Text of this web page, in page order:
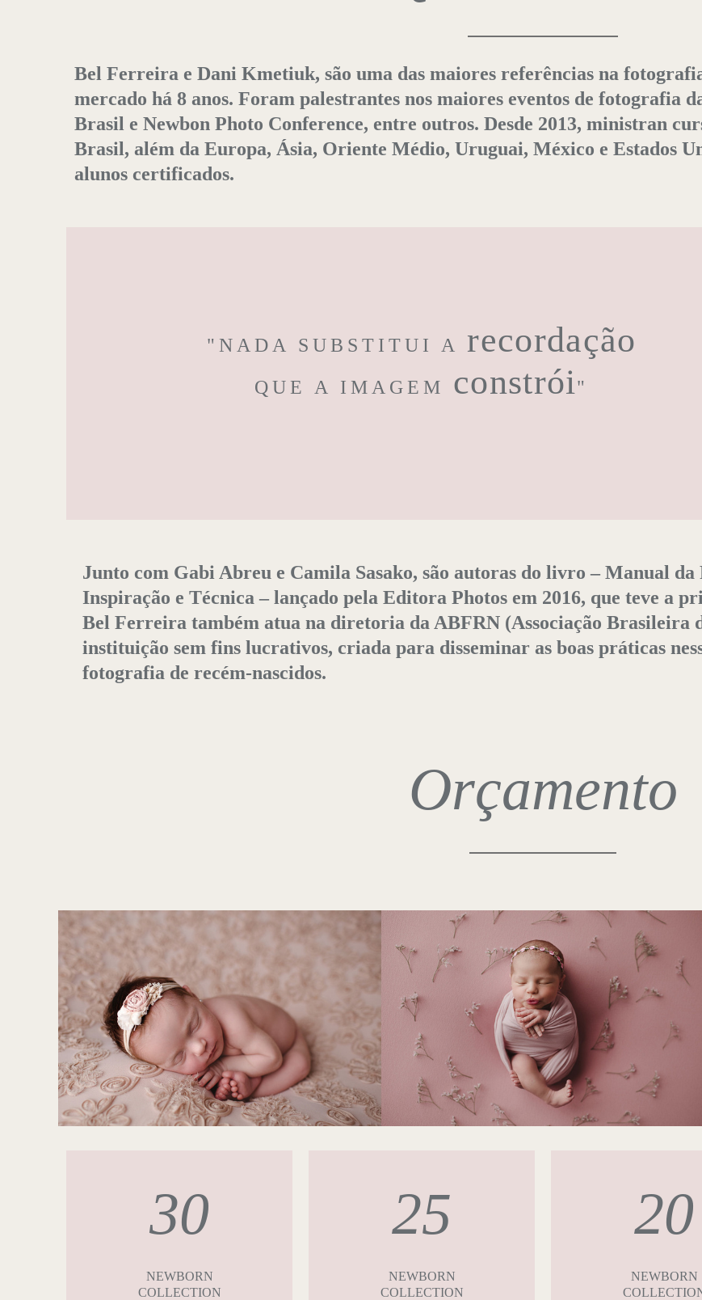
Bel Ferreira e Dani Kmetiuk, são uma das maiores referências na
mercado há 8 anos. Foram palestrantes nos maiores eventos de fotografia
Brasil e Newbon Photo Conference, entre outros. Desde 2013, ministran
Brasil, além da Europa, Ásia, Oriente Médio, Uruguai, México e Estados
alunos certificados.
"NADA SUBSTITUI A recordação
QUE A IMAGEM constrói"
Junto com Gabi Abreu e Camila Sasako, são autoras do livro – Manual
Inspiração e Técnica – lançado pela Editora Photos em 2016, que teve a
Bel Ferreira também atua na diretoria da ABFRN (Associação Brasileira
instituição sem fins lucrativos, criada para disseminar as boas práticas
fotografia de recém-nascidos.
Orçamento
30
NEWBORN
COLLECTION
25
NEWBORN
COLLECTION
20
NEWBORN